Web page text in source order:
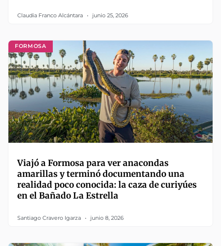
Claudia Franco Alcántara junio 25, 2026
FORMOSA
Viajó a Formosa para ver anacondas
amarillas y terminó documentando una
realidad poco conocida: la caza de curiyúes
en el Bañado La Estrella
Santiago Cravero Igarza junio 8, 2026